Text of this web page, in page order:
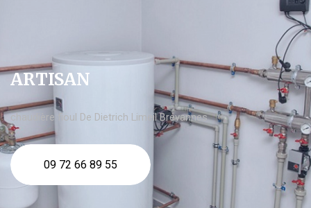
ARTISAN
chaudière fioul De Dietrich Limeil Brévannes
09 72 66 89 55